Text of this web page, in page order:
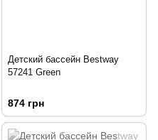
Детский бассейн Bestway
57241 Green
874 грн